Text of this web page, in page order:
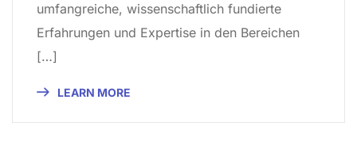
umfangreiche, wissenschaftlich fundierte
Erfahrungen und Expertise in den Bereichen
[…]
LEARN MORE